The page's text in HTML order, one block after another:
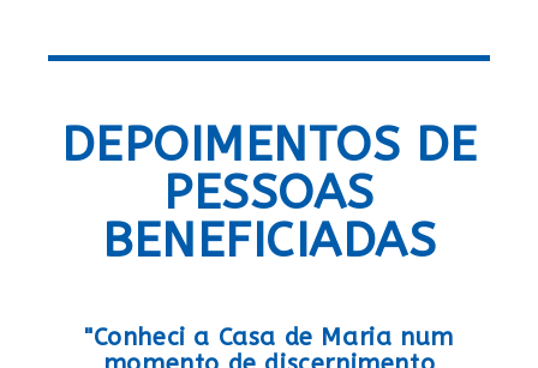
DEPOIMENTOS DE
PESSOAS
BENEFICIADAS
"Conheci a Casa de Maria num